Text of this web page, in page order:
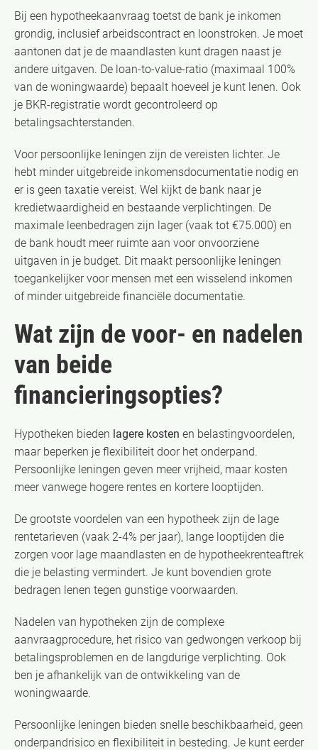
Bij een hypotheekaanvraag toetst de bank je inkomen
grondig, inclusief arbeidscontract en loonstroken. Je moet
aantonen dat je de maandlasten kunt dragen naast je
andere uitgaven. De loan-to-value-ratio (maximaal 100%
van de woningwaarde) bepaalt hoeveel je kunt lenen. Ook
je BKR-registratie wordt gecontroleerd op
betalingsachterstanden.
Voor persoonlijke leningen zijn de vereisten lichter. Je
hebt minder uitgebreide inkomensdocumentatie nodig en
er is geen taxatie vereist. Wel kijkt de bank naar je
kredietwaardigheid en bestaande verplichtingen. De
maximale leenbedragen zijn lager (vaak tot €75.000) en
de bank houdt meer ruimte aan voor onvoorziene
uitgaven in je budget. Dit maakt persoonlijke leningen
toegankelijker voor mensen met een wisselend inkomen
of minder uitgebreide financiële documentatie.
Wat zijn de voor- en nadelen
van beide
financieringsopties?
Hypotheken bieden lagere kosten en belastingvoordelen,
maar beperken je flexibiliteit door het onderpand.
Persoonlijke leningen geven meer vrijheid, maar kosten
meer vanwege hogere rentes en kortere looptijden.
De grootste voordelen van een hypotheek zijn de lage
rentetarieven (vaak 2-4% per jaar), lange looptijden die
zorgen voor lage maandlasten en de hypotheekrenteaftrek
die je belasting vermindert. Je kunt bovendien grote
bedragen lenen tegen gunstige voorwaarden.
Nadelen van hypotheken zijn de complexe
aanvraagprocedure, het risico van gedwongen verkoop bij
betalingsproblemen en de langdurige verplichting. Ook
ben je afhankelijk van de ontwikkeling van de
woningwaarde.
Persoonlijke leningen bieden snelle beschikbaarheid, geen
onderpandrisico en flexibiliteit in besteding. Je kunt eerder